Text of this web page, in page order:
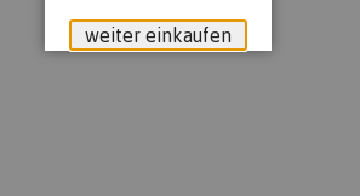
weiter einkaufen